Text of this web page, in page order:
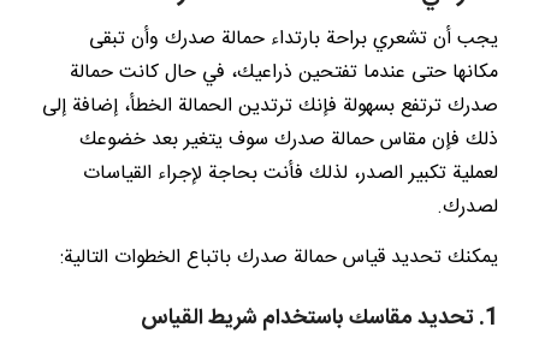
يجب أن تشعري براحة بارتداء حمالة صدرك وأن تبقى
مكانها حتى عندما تفتحين ذراعيك، في حال كانت حمالة
صدرك ترتفع بسهولة فإنك ترتدين الحمالة الخطأ، إضافة إلى
ذلك فإن مقاس حمالة صدرك سوف يتغير بعد خضوعك
لعملية تكبير الصدر، لذلك فأنت بحاجة لإجراء القياسات
لصدرك.
يمكنك تحديد قياس حمالة صدرك باتباع الخطوات التالية:
1. تحديد مقاسك باستخدام شريط القياس